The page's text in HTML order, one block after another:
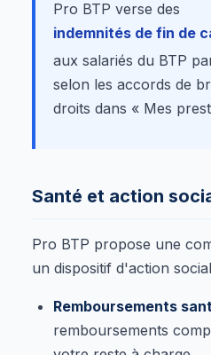
Pro BTP verse des
indemnités de fin de
aux salariés du BTP
selon les accords de
droits dans « Mes
Santé et action
Pro BTP propose une
un dispositif d'action
Remboursements
remboursements